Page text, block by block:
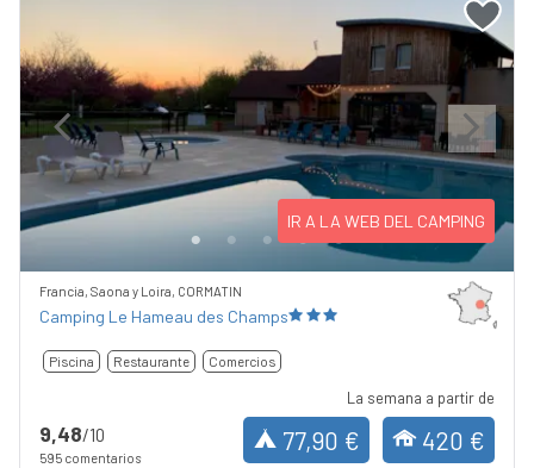
Previous Next
IR A LA WEB DEL CAMPING
Francia, Saona y Loira, CORMATIN
Camping Le Hameau des Champs
Piscina Restaurante Comercios
9,48/10
595 comentarios
La semana a partir de
77,90 € 420 €